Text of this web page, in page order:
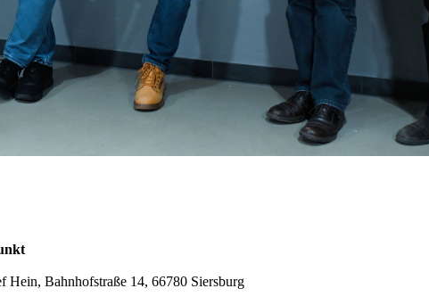
Hein, Bahnhofstraße 14, 66780 Siersburg